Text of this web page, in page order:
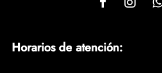
Horarios de atención: